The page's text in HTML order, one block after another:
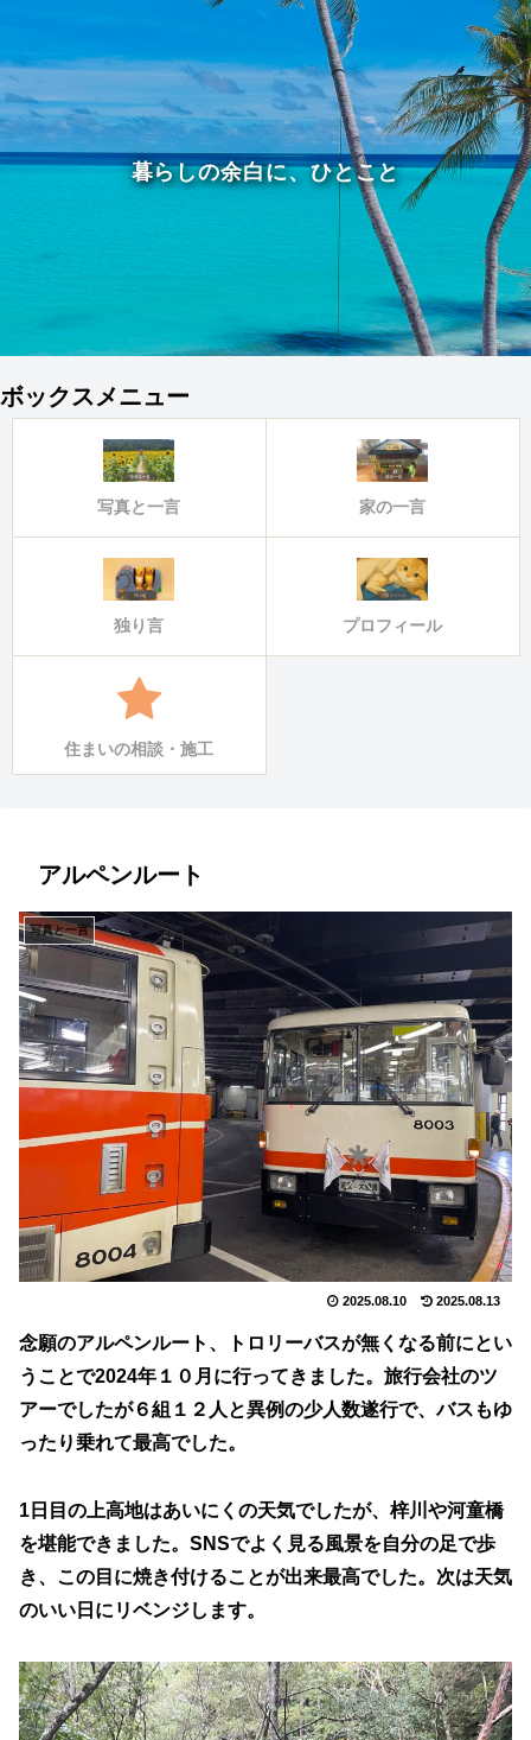
暮らしの余白に、ひとこと
ボックスメニュー
写真と一言 家の一言
独り言 プロフィール
住まいの相談・施工
アルペンルート
写真と一言
2025.08.10 2025.08.13
念願のアルペンルート、トロリーバスが無くなる前にとい
うことで2024年１０月に行ってきました。旅行会社のツ
アーでしたが６組１２人と異例の少人数遂行で、バスもゆ
ったり乗れて最高でした。
1日目の上高地はあいにくの天気でしたが、梓川や河童橋
を堪能できました。SNSでよく見る風景を自分の足で歩
き、この目に焼き付けることが出来最高でした。次は天気
のいい日にリベンジします。